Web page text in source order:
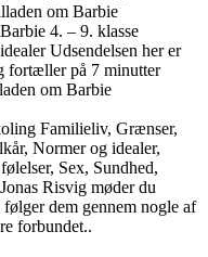
om Barbie
4. – 9. klasse
Udsendelsen her er
fortæller på 7 minutter
om Barbie
Familieliv, Grænser,
Normer og idealer,
Sex, Sundhed,
Risvig møder du
dem gennem nogle af
forbundet..